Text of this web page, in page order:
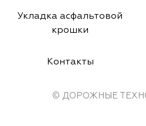
Укладка асфальтовой
крошки
Контакты
© ДОРОЖНЫЕ